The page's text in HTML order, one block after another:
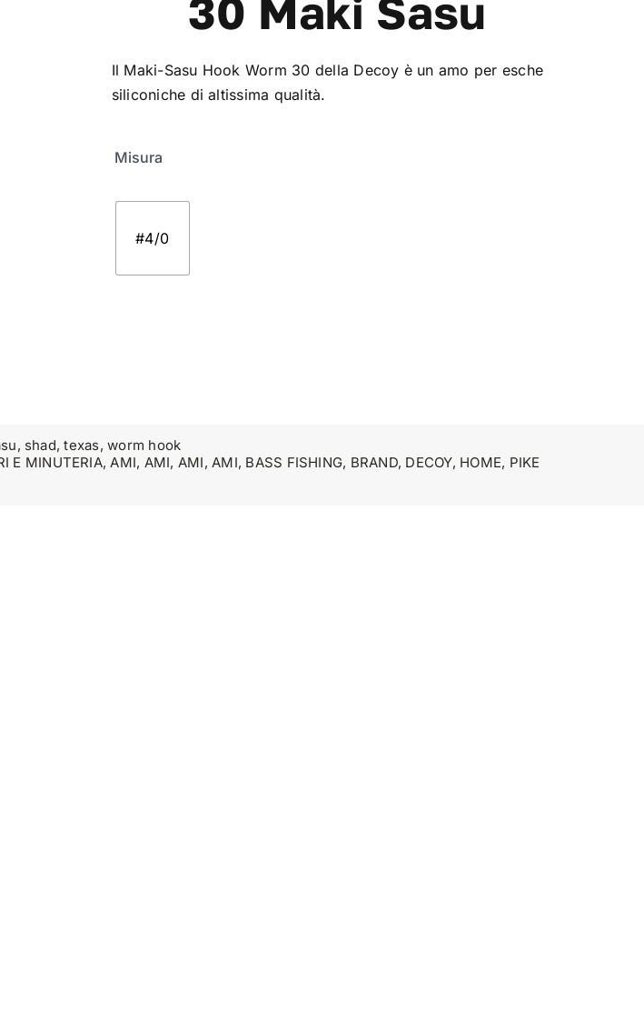
30 Maki Sasu
Il Maki-Sasu Hook Worm 30 della Decoy è un amo per esche
siliconiche di altissima qualità.
Misura
#4/0
, shad,texas,worm hook
E MINUTERIA, AMI, AMI, AMI, AMI, BASS FISHING, BRAND, DECOY, HOME, PIKE